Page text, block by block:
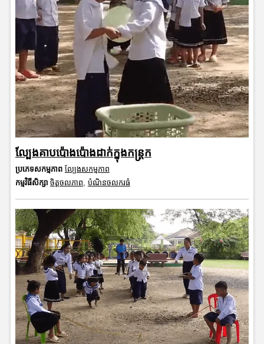
ល្បែងគាបប៉ោងប៉ោងដាក់ក្នុងកន្ត្រក
ប្រភេទសកម្មភាព ល្បែងសកម្មភាព
កម្មវិធីសិក្សា ចិត្តចលភាព, បំណិនចលករធំ